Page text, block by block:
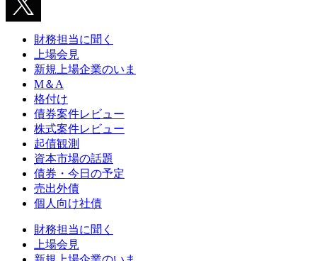
財務担当に聞く
上場会見
新規上場企業のいま
M＆A
格付け
債券案件レビュー
株式案件レビュー
起債観測
資本市場の話題
債券・今日の予定
売出外債
個人向け社債
財務担当に聞く
上場会見